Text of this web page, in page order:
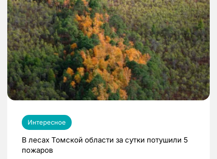
Интересное
В лесах Томской области за сутки потушили 5
пожаров